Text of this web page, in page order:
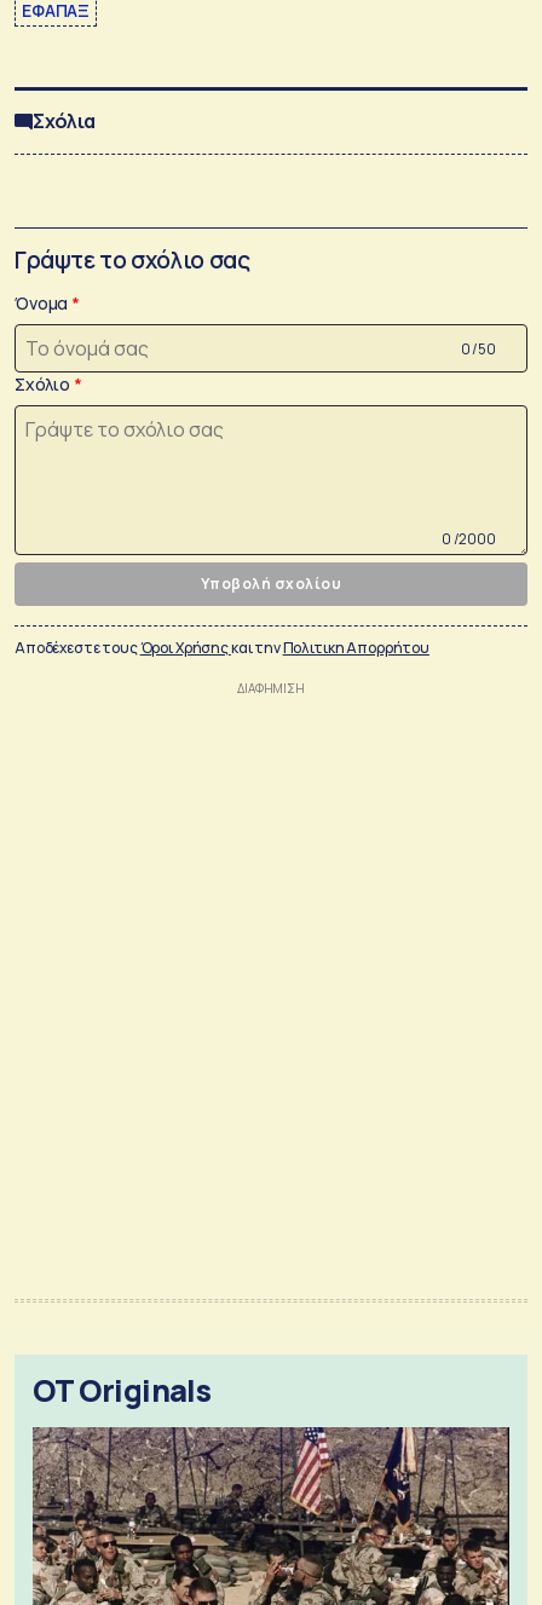
ΕΦΑΠΑΞ
Σχόλια
Γράψτε το σχόλιο σας
Όνομα
0 /50
Σχόλιο
0 /2000
Υποβολή σχολίου
Αποδέχεστε τουςΌροι Χρήσηςκαι τηνΠολιτικη Απορρήτου
OT Originals